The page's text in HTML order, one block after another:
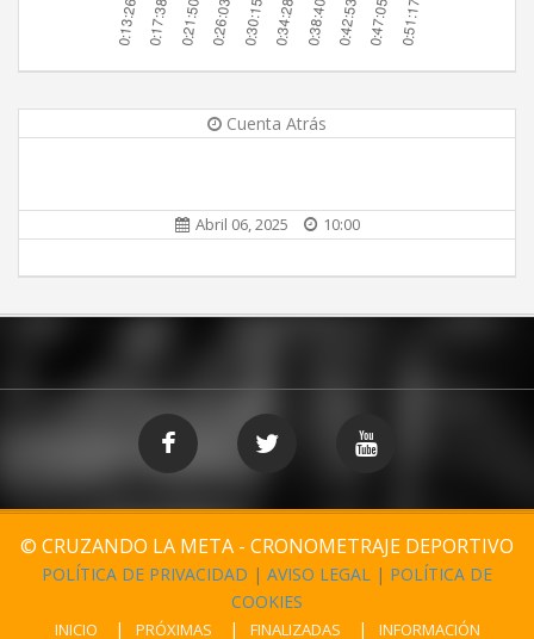
Cuenta Atrás
Abril 06, 2025 10:00
© CRUZANDO LA META - CRONOMETRAJE DEPORTIVO
POLÍTICA DE PRIVACIDAD | AVISO LEGAL | POLÍTICA DE
COOKIES
INICIO PRÓXIMAS FINALIZADAS INFORMACIÓN